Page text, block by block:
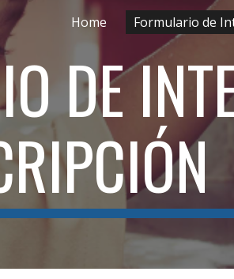
Skip to navigation
Home
DE